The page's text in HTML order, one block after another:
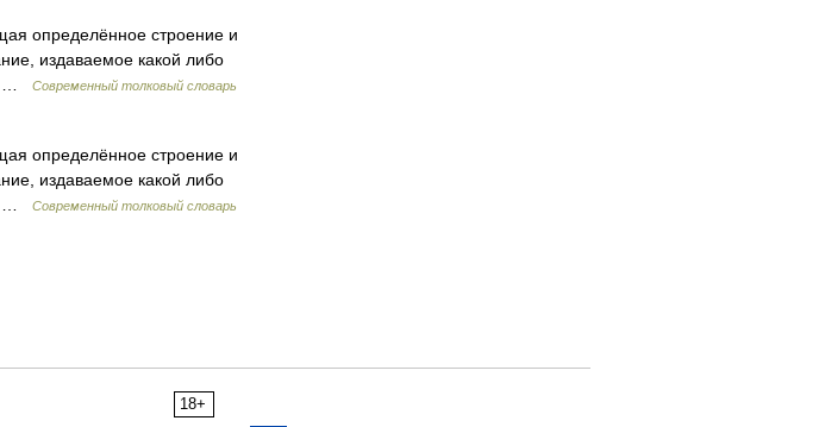
определённое строение и
издаваемое какой либо
…
Современный толковый словарь
определённое строение и
издаваемое какой либо
…
Современный толковый словарь
18+